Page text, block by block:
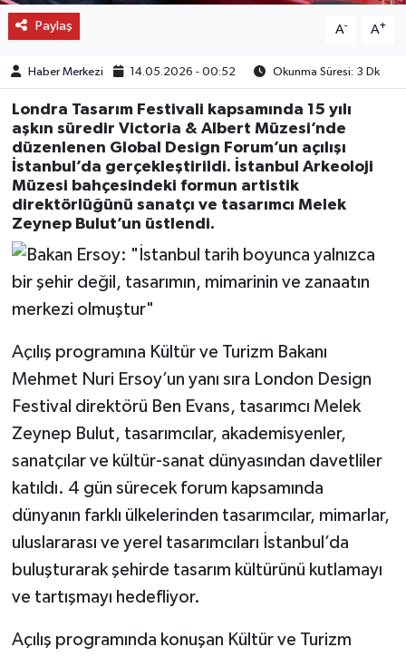
Paylaş A- A+
Haber Merkezi 14.05.2026 - 00:52 Okunma Süresi: 3 Dk
Londra Tasarım Festivali kapsamında 15 yılı
aşkın süredir Victoria & Albert Müzesi’nde
düzenlenen Global Design Forum’un açılışı
İstanbul’da gerçekleştirildi. İstanbul Arkeoloji
Müzesi bahçesindeki formun artistik
direktörlüğünü sanatçı ve tasarımcı Melek
Zeynep Bulut’un üstlendi.
Açılış programına Kültür ve Turizm Bakanı
Mehmet Nuri Ersoy’un yanı sıra London Design
Festival direktörü Ben Evans, tasarımcı Melek
Zeynep Bulut, tasarımcılar, akademisyenler,
sanatçılar ve kültür-sanat dünyasından davetliler
katıldı. 4 gün sürecek forum kapsamında
dünyanın farklı ülkelerinden tasarımcılar, mimarlar,
uluslararası ve yerel tasarımcıları İstanbul’da
buluşturarak şehirde tasarım kültürünü kutlamayı
ve tartışmayı hedefliyor.
Açılış programında konuşan Kültür ve Turizm